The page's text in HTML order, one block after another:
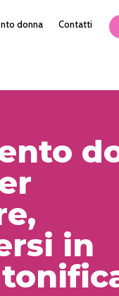
donna Contatti
in